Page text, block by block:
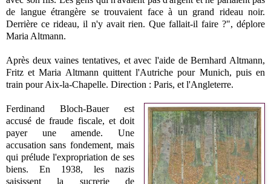
de langue étrangère se trouvaient face à un grand rideau noir.
Derrière ce rideau, il n'y avait rien. Que fallait-il faire ?", déplore
Maria Altmann.
Après deux vaines tentatives, et avec l'aide de Bernhard Altmann,
Fritz et Maria Altmann quittent l'Autriche pour Munich, puis en
train pour Aix-la-Chapelle. Direction : Paris, et l'Angleterre.
Ferdinand Bloch-Bauer est
accusé de fraude fiscale, et doit
payer une amende. Une
accusation sans fondement, mais
qui prélude l'expropriation de ses
biens. En 1938, les nazis
saisissent la sucrerie de